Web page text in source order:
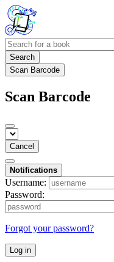
Search
Scan Barcode
Scan Barcode
Cancel
Notifications
Username:
Password:
Forgot your password?
Log in